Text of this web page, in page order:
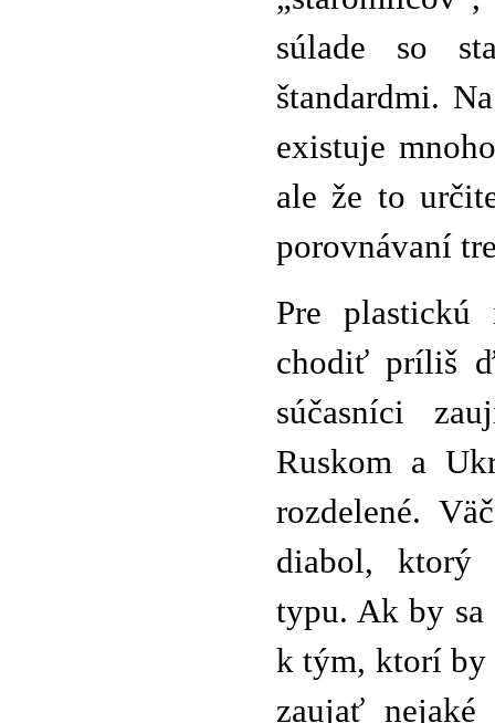
súlade so
štandardmi.
existuje
ale že to
porovnávaní
Pre plastickú
chodiť príliš
súčasníci
Ruskom a
rozdelené.
diabol, ktorý
typu. Ak by
k tým, ktorí by
zaujať nejaké